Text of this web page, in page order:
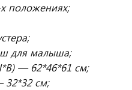
положениях;
для малыша;
— 62*46*61 см;
32*32 см;